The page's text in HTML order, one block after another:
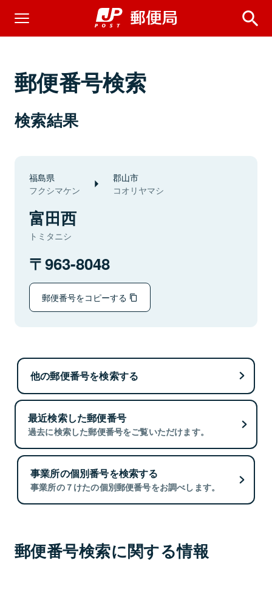
郵便番号検索
検索結果
福島県
フクシマケン
郡山市
コオリヤマシ
富田西
トミタニシ
963-8048
郵便番号をコピーする
他の郵便番号を検索する
最近検索した郵便番号
過去に検索した郵便番号をご覧いただけます。
事業所の個別番号を検索する
事業所の７けたの個別郵便番号をお調べします。
郵便番号検索に関する情報